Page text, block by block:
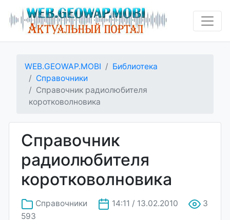
WEB.GEOWAP.MOBI
Библиотека
Справочники
Справочник радиолюбителя
коротковолновика
Справочник
радиолюбителя
коротковолновика
Справочники 14:11 / 13.02.2010
3
593